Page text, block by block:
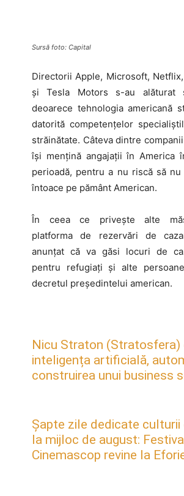
Sursă foto: Capital
Directorii Apple, Microsoft,
și Tesla Motors s-au
deoarece tehnologia americană
datorită competenţelor
străinătate. Câteva dintre
îşi menţină angajaţii în America
perioadă, pentru a nu riscă să
întoace pe pământ American.
În ceea ce priveşte alte
platforma de rezervări de
anunţat că va găsi locuri de
pentru refugiaţi şi alte
decretul preşedintelui american.
Nicu Straton (Stratosfera)
inteligența artificială,
construirea unui business
Șapte zile dedicate culturii
la mijloc de august:
Cinemascop revine la